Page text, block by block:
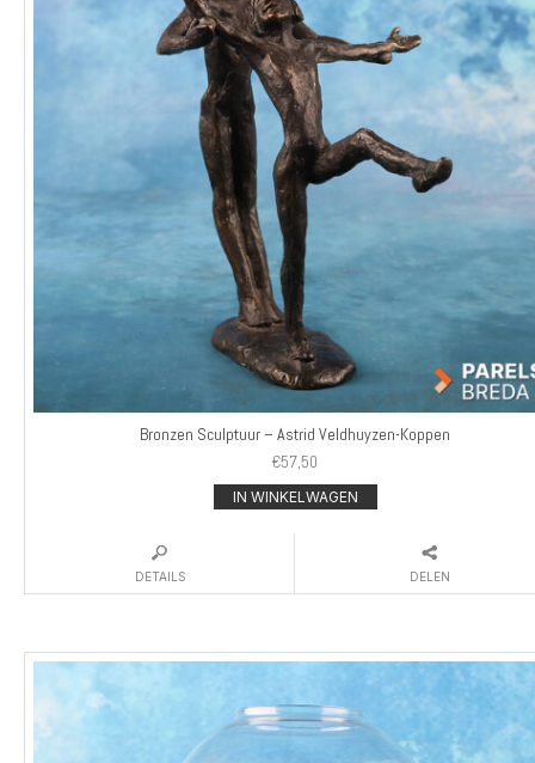
Bronzen Sculptuur – Astrid Veldhuyzen-Koppen
€57,50
IN WINKELWAGEN
DETAILS DELEN